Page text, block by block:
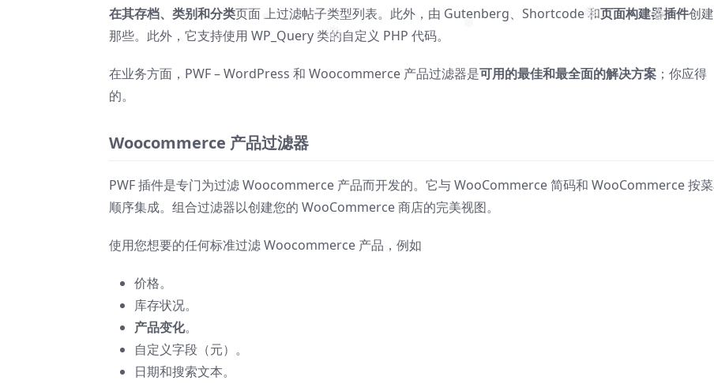
❅ ❅
在其存档、类别和分类页面 上过滤帖子类型列表。此外，由 Gutenberg、Shortcode 和页面构建器插件创
那些。此外，它支持使用 WP_Query 类的自定义 PHP 代码。
在业务方面，PWF – WordPress 和 Woocommerce 产品过滤器是可用的最佳和最全面的解决方案 ；你应得
的。
Woocommerce 产品过滤器
PWF 插件是专门为过滤 Woocommerce 产品而开发的。它与 WooCommerce 简码和 WooCommerce 按
顺序集成。组合过滤器以创建您的 WooCommerce 商店的完美视图。
使用您想要的任何标准过滤 Woocommerce 产品，例如
价格。
库存状况。
产品变化。
自定义字段（元）。
日期和搜索文本。